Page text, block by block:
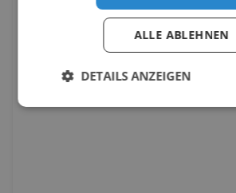
ALLE ABLEHNEN
DETAILS ANZEIGEN